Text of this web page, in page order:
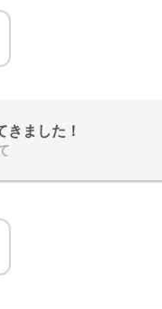
きました！